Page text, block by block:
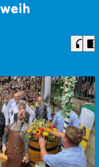
headphones chrome_reader_mode